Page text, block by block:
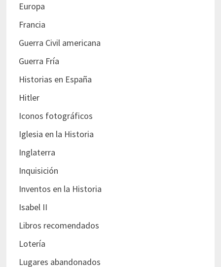
Europa
Francia
Guerra Civil americana
Guerra Fría
Historias en España
Hitler
Iconos fotográficos
Iglesia en la Historia
Inglaterra
Inquisición
Inventos en la Historia
Isabel II
Libros recomendados
Lotería
Lugares abandonados